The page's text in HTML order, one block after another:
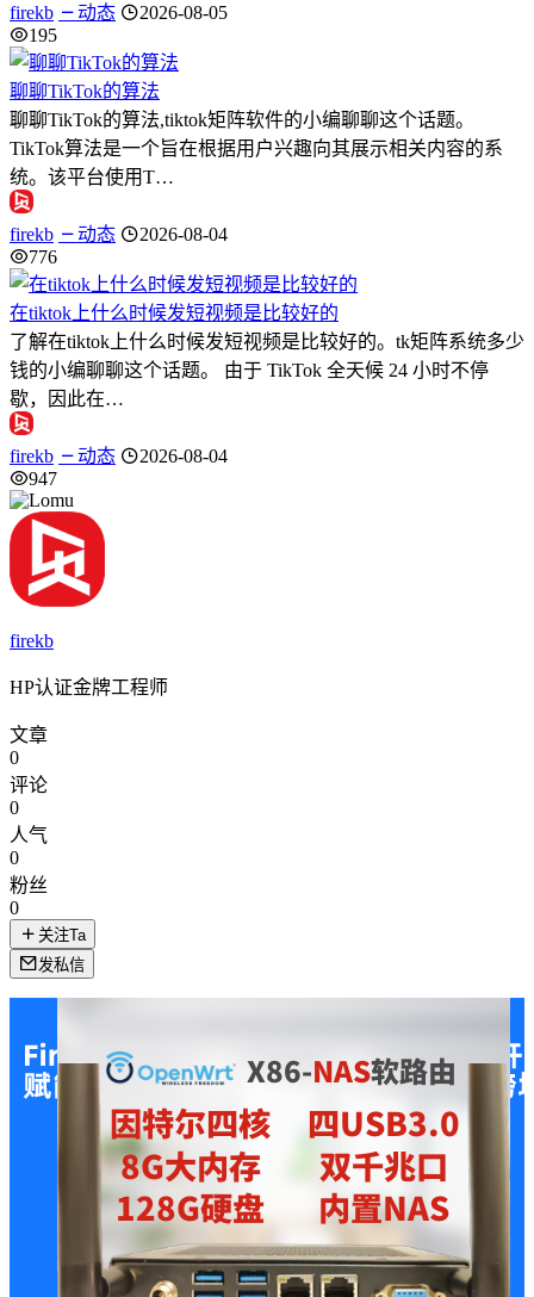
firekb 动态
2026-08-05
195
聊聊TikTok的算法
聊聊TikTok的算法,tiktok矩阵软件的小编聊聊这个话题。
TikTok算法是一个旨在根据用户兴趣向其展示相关内容的系
统。该平台使用T…
firekb 动态
2026-08-04
776
在tiktok上什么时候发短视频是比较好的
了解在tiktok上什么时候发短视频是比较好的。tk矩阵系统多少
钱的小编聊聊这个话题。 由于 TikTok 全天候 24 小时不停
歇，因此在…
firekb 动态
2026-08-04
947
firekb
HP认证金牌工程师
文章
0
评论
0
人气
0
粉丝
0
关注Ta
发私信